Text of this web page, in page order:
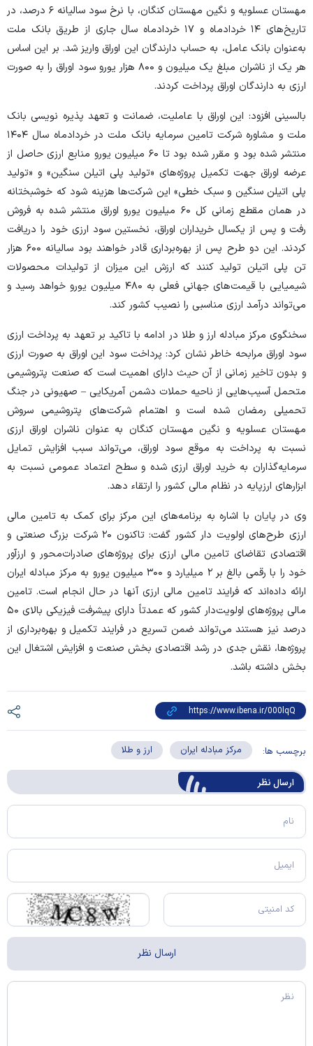
مهستان عسلویه و نگین مهستان کنگان، با نرخ سود سالیانه ۶ درصد، در
تاریخ‌های ۱۴ خردادماه و ۱۷ خردادماه سال جاری از طریق بانک ملت
به‌عنوان بانک عامل، به حساب دارندگان این اوراق واریز شد. بر این اساس
هر یک از ناشران مبلغ یک میلیون و ۸۰۰ هزار یورو سود اوراق را به صورت
ارزی به دارندگان اوراق پرداخت کردند.
بالسینی افزود: این اوراق با عاملیت، ضمانت و تعهد پذیره نویسی بانک
ملت و مشاوره شرکت تامین سرمایه بانک ملت در خردادماه سال ۱۴۰۴
منتشر شده بود و مقرر شده بود تا ۶۰ میلیون یورو منابع ارزی حاصل از
عرضه اوراق جهت تکمیل پروژه‌های «تولید پلی اتیلن سنگین» و «تولید
پلی اتیلن سنگین و سبک خطی» این شرکت‌ها هزینه شود که خوشبختانه
در همان مقطع زمانی کل ۶۰ میلیون یورو اوراق منتشر شده به فروش
رفت و پس از یکسال خریداران اوراق، نخستین سود ارزی خود را دریافت
کردند. این دو طرح پس از بهره‌برداری قادر خواهند بود سالیانه ۶۰۰ هزار
تن پلی اتیلن تولید کنند که ارزش این میزان از تولیدات محصولات
شیمیایی با قیمت‌های جهانی فعلی به ۴۸۰ میلیون یورو خواهد رسید و
می‌تواند درآمد ارزی مناسبی را نصیب کشور کند.
سخنگوی مرکز مبادله ارز و طلا در ادامه با تاکید بر تعهد به پرداخت ارزی
سود اوراق مرابحه خاطر نشان کرد: پرداخت سود این اوراق به صورت ارزی
و بدون تاخیر زمانی از آن حیث دارای اهمیت است که صنعت پتروشیمی
متحمل آسیب‌هایی از ناحیه حملات دشمن آمریکایی – صهیونی در جنگ
تحمیلی رمضان شده است و اهتمام شرکت‌های پتروشیمی سروش
مهستان عسلویه و نگین مهستان کنگان به عنوان ناشران اوراق ارزی
نسبت به پرداخت به موقع سود اوراق، می‌تواند سبب افزایش تمایل
سرمایه‌گذاران به خرید اوراق ارزی شده و سطح اعتماد عمومی نسبت به
ابزار‌های ارزپایه در نظام مالی کشور را ارتقاء دهد.
وی در پایان با اشاره به برنامه‌های این مرکز برای کمک به تامین مالی
ارزی طرح‌های اولویت دار کشور گفت: تاکنون ۲۰ شرکت بزرگ صنعتی و
اقتصادی تقاضای تامین مالی ارزی برای پروژه‌های صادرات‌محور و ارزآور
خود را با رقمی بالغ بر ۲ میلیارد و ۳۰۰ میلیون یورو به مرکز مبادله ایران
ارائه داده‌اند که فرایند تامین مالی ارزی آنها در حال انجام است. تامین
مالی پروژه‌های اولویت‌دار کشور که عمدتاً دارای پیشرفت فیزیکی بالای ۵۰
درصد نیز هستند می‌تواند ضمن تسریع در فرایند تکمیل و بهره‌برداری از
پروژه‌ها، نقش جدی در رشد اقتصادی بخش صنعت و افزایش اشتغال این
بخش داشته باشد.
برچسب ها: مرکز مبادله ایران ارز و طلا
ارسال‌ نظر